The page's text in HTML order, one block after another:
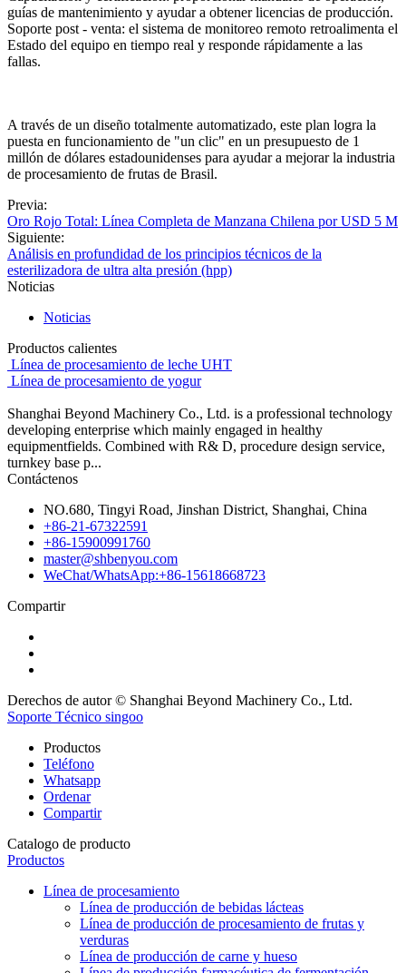
guías de mantenimiento y ayudar a obtener licencias de producción.
Soporte post - venta: el sistema de monitoreo remoto retroalimenta el
Estado del equipo en tiempo real y responde rápidamente a las
fallas.
A través de un diseño totalmente automatizado, este plan logra la
puesta en funcionamiento de "un clic" en un presupuesto de 1
millón de dólares estadounidenses para ayudar a mejorar la industria
de procesamiento de frutas de Brasil.
Previa:
Oro Rojo Total: Línea Completa de Manzana Chilena por USD 5 M
Siguiente:
Análisis en profundidad de los principios técnicos de la
esterilizadora de ultra alta presión (hpp)
Noticias
Noticias
Productos calientes
Línea de procesamiento de leche UHT
Línea de procesamiento de yogur
Shanghai Beyond Machinery Co., Ltd. is a professional technology
developing enterprise which mainly engaged in healthy
equipmentfields. Combined with R& D, procedure design service,
turnkey base p...
Contáctenos
NO.680, Tingyi Road, Jinshan District, Shanghai, China
+86-21-67322591
+86-15900991760
master@shbenyou.com
WeChat/WhatsApp:+86-15618668723
Compartir
Derechos de autor © Shanghai Beyond Machinery Co., Ltd.
Soporte Técnico singoo
Productos
Teléfono
Whatsapp
Ordenar
Compartir
Catalogo de producto
Productos
Línea de procesamiento
Línea de producción de bebidas lácteas
Línea de producción de procesamiento de frutas y
verduras
Línea de producción de carne y hueso